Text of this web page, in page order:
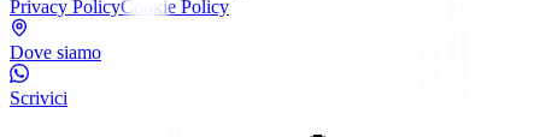
Privacy PolicyCookie Policy
Dove siamo
Scrivici